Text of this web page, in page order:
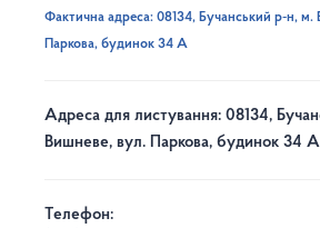
Фактична адреса: 08134, Бучанський р-н, м.
Паркова, будинок 34 А
Адреса для листування: 08134,
Вишневе, вул. Паркова, будинок 34 А
Телефон: